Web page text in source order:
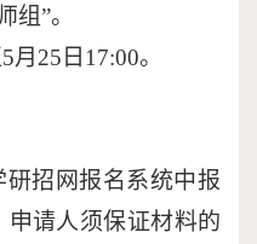
组”。
5月 25 日 17:00。
招网报名系统中报
请人须保证材料的